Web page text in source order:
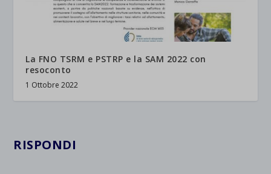
La FNO TSRM e PSTRP e la SAM 2022 con
resoconto
1 Ottobre 2022
RISPONDI